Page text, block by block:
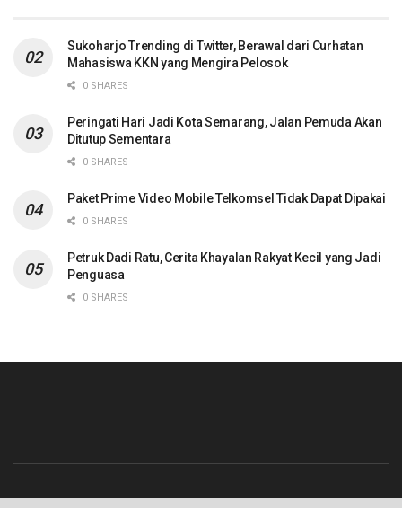
Sukoharjo Trending di Twitter, Berawal dari Curhatan
Mahasiswa KKN yang Mengira Pelosok
0 SHARES
Peringati Hari Jadi Kota Semarang, Jalan Pemuda Akan
Ditutup Sementara
0 SHARES
Paket Prime Video Mobile Telkomsel Tidak Dapat Dipakai
0 SHARES
Petruk Dadi Ratu, Cerita Khayalan Rakyat Kecil yang Jadi
Penguasa
0 SHARES